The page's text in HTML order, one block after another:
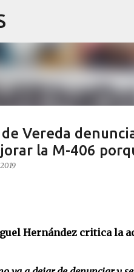
Vereda
la M-406
Hernández critica la